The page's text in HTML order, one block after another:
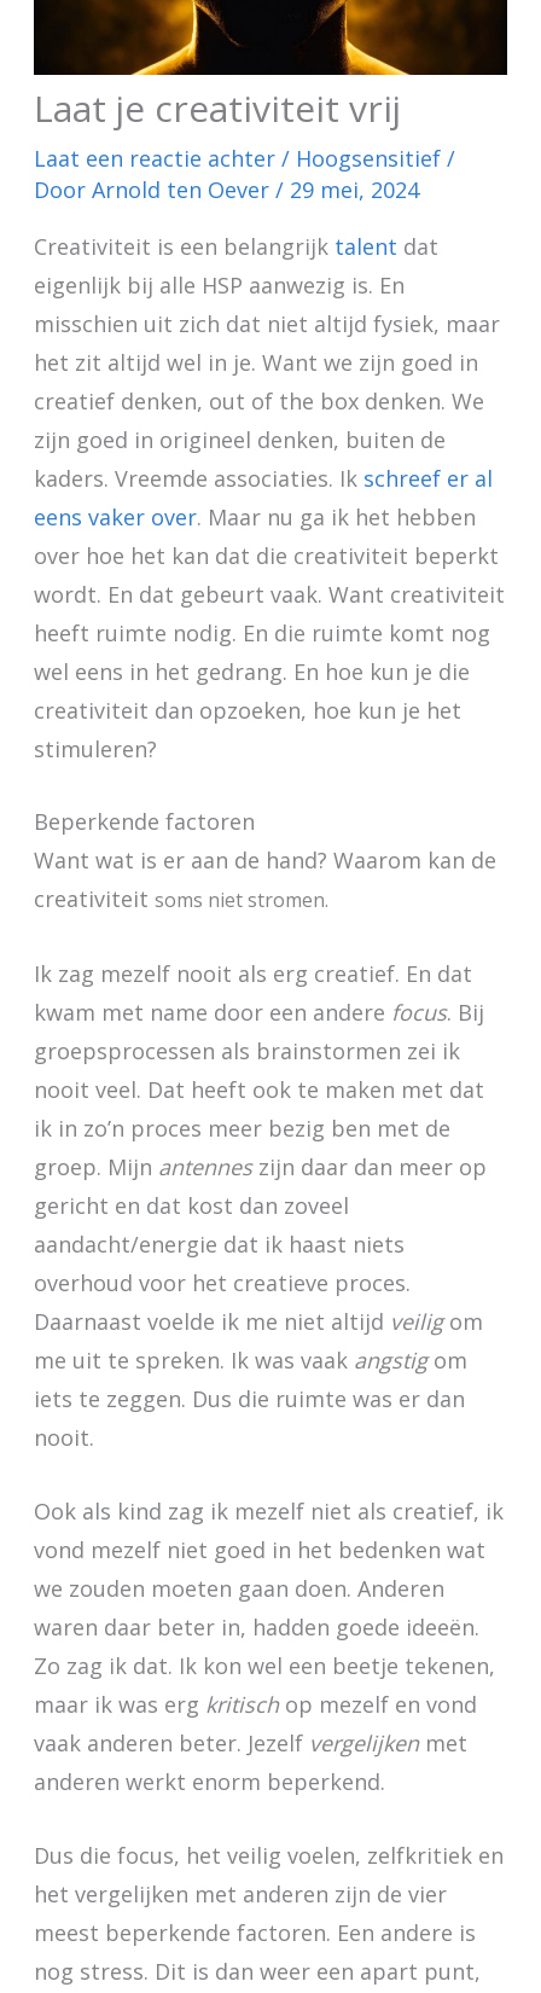
Laat je creativiteit vrij
Laat een reactie achter / Hoogsensitief/
Door Arnold ten Oever / 29 mei, 2024
Creativiteit is een belangrijk talent dat
eigenlijk bij alle HSP aanwezig is. En
misschien uit zich dat niet altijd fysiek, maar
het zit altijd wel in je. Want we zijn goed in
creatief denken, out of the box denken. We
zijn goed in origineel denken, buiten de
kaders. Vreemde associaties. Ik schreef er al
eens vaker over. Maar nu ga ik het hebben
over hoe het kan dat die creativiteit beperkt
wordt. En dat gebeurt vaak. Want creativiteit
heeft ruimte nodig. En die ruimte komt nog
wel eens in het gedrang. En hoe kun je die
creativiteit dan opzoeken, hoe kun je het
stimuleren?
Beperkende factoren
Want wat is er aan de hand? Waarom kan de
creativiteit soms niet stromen.
Ik zag mezelf nooit als erg creatief. En dat
kwam met name door een andere focus. Bij
groepsprocessen als brainstormen zei ik
nooit veel. Dat heeft ook te maken met dat
ik in zo’n proces meer bezig ben met de
groep. Mijn antenneszijn daar dan meer op
gericht en dat kost dan zoveel
aandacht/energie dat ik haast niets
overhoud voor het creatieve proces.
Daarnaast voelde ik me niet altijd veiligom
me uit te spreken. Ik was vaak angstigom
iets te zeggen. Dus die ruimte was er dan
nooit.
Ook als kind zag ik mezelf niet als creatief, ik
vond mezelf niet goed in het bedenken wat
we zouden moeten gaan doen. Anderen
waren daar beter in, hadden goede ideeën.
Zo zag ik dat. Ik kon wel een beetje tekenen,
maar ik was erg kritischop mezelf en vond
vaak anderen beter. Jezelf vergelijkenmet
anderen werkt enorm beperkend.
Dus die focus, het veilig voelen, zelfkritiek en
het vergelijken met anderen zijn de vier
meest beperkende factoren. Een andere is
nog stress. Dit is dan weer een apart punt,